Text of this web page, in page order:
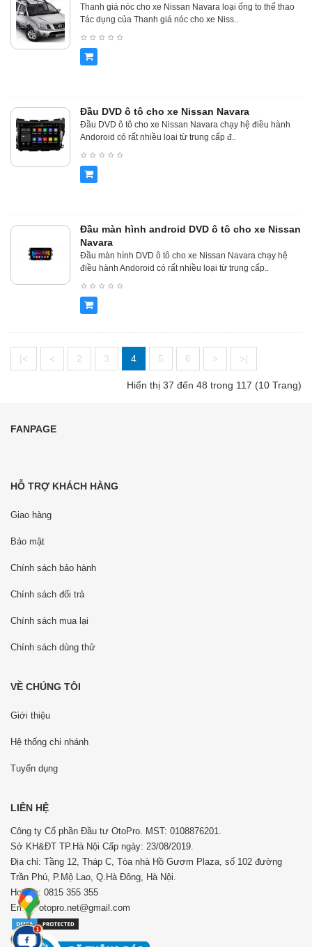
Thanh giá nóc cho xe Nissan Navara loại ống to thể thao
Tác dụng của Thanh giá nóc cho xe Niss..
Đầu DVD ô tô cho xe Nissan Navara
Đầu DVD ô tô cho xe Nissan Navara chạy hệ điều hành
Andoroid có rất nhiều loại từ trung cấp đ..
Đầu màn hình android DVD ô tô cho xe Nissan
Navara
Đầu màn hình DVD ô tô cho xe Nissan Navara chạy hệ
điều hành Andoroid có rất nhiều loại từ trung cấp..
|< < 2 3 4 5 6 > >|
Hiển thị 37 đến 48 trong 117 (10 Trang)
FANPAGE
HỖ TRỢ KHÁCH HÀNG
Giao hàng
Bảo mật
Chính sách bảo hành
Chính sách đổi trả
Chính sách mua lại
Chính sách dùng thử
VỀ CHÚNG TÔI
Giới thiệu
Hệ thống chi nhánh
Tuyển dụng
LIÊN HỆ
Công ty Cổ phần Đầu tư OtoPro. MST: 0108876201.
Sở KH&ĐT TP.Hà Nội Cấp ngày: 23/08/2019.
Địa chỉ: Tầng 12, Tháp C, Tòa nhà Hồ Gươm Plaza, số 102 đường
Trần Phú, P.Mộ Lao, Q.Hà Đông, Hà Nội.
Hotline: 0815 355 355
Email: otopro.net@gmail.com